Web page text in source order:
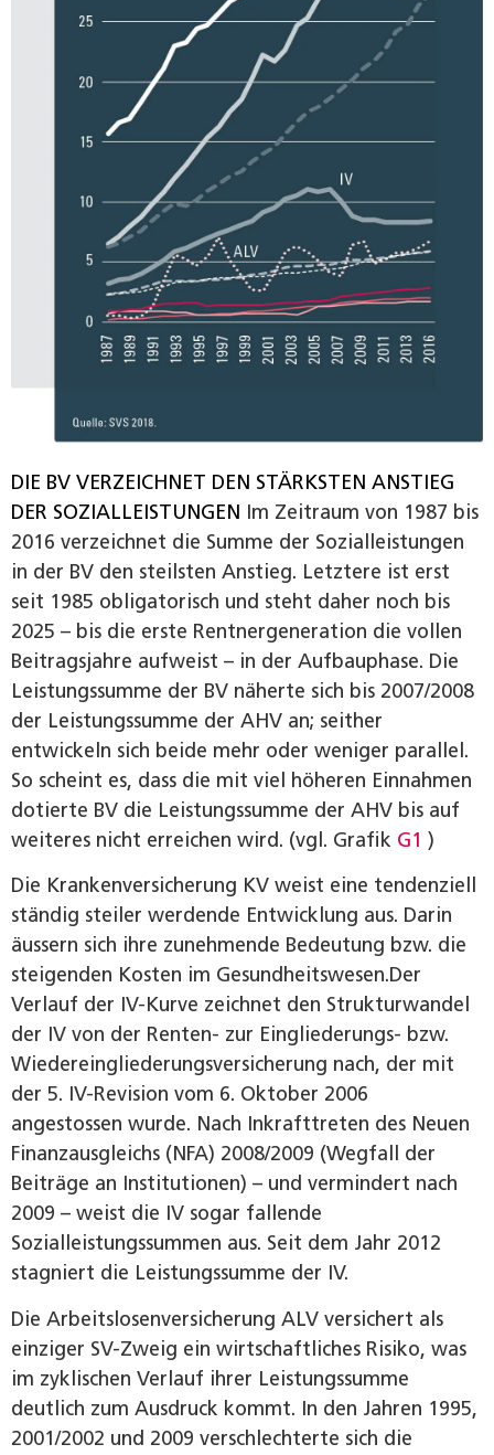
DIE BV VERZEICHNET DEN STÄRKSTEN ANSTIEG
DER SOZIALLEISTUNGEN Im Zeitraum von 1987 bis
2016 verzeichnet die Summe der Sozialleistungen
in der BV den steilsten Anstieg. Letztere ist erst
seit 1985 obligatorisch und steht daher noch bis
2025 – bis die erste Rentnergeneration die vollen
Beitragsjahre aufweist – in der Aufbauphase. Die
Leistungssumme der BV näherte sich bis 2007/2008
der Leistungssumme der AHV an; seither
entwickeln sich beide mehr oder weniger parallel.
So scheint es, dass die mit viel höheren Einnahmen
dotierte BV die Leistungssumme der AHV bis auf
weiteres nicht erreichen wird. (vgl. Grafik G1 )
Die Krankenversicherung KV weist eine tendenziell
ständig steiler werdende Entwicklung aus. Darin
äussern sich ihre zunehmende Bedeutung bzw. die
steigenden Kosten im Gesundheitswesen.Der
Verlauf der IV-Kurve zeichnet den Strukturwandel
der IV von der Renten- zur Eingliederungs- bzw.
Wiedereingliederungsversicherung nach, der mit
der 5. IV-Revision vom 6. Oktober 2006
angestossen wurde. Nach Inkrafttreten des Neuen
Finanzausgleichs (NFA) 2008/2009 (Wegfall der
Beiträge an Institutionen) – und vermindert nach
2009 – weist die IV sogar fallende
Sozialleistungssummen aus. Seit dem Jahr 2012
stagniert die Leistungssumme der IV.
Die Arbeitslosenversicherung ALV versichert als
einziger SV-Zweig ein wirtschaftliches Risiko, was
im zyklischen Verlauf ihrer Leistungssumme
deutlich zum Ausdruck kommt. In den Jahren 1995,
2001/2002 und 2009 verschlechterte sich die